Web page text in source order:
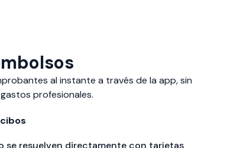
al instante a través de la app, sin
profesionales.
se resuelven directamente con tarjetas